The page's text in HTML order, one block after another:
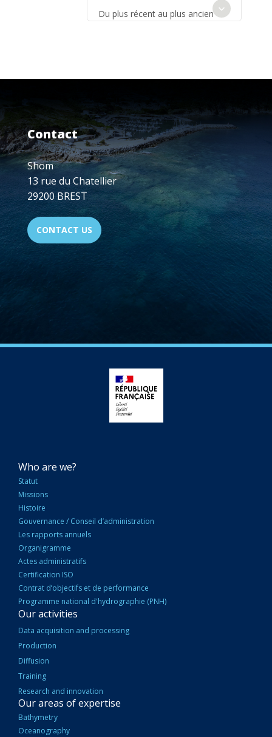
Du plus récent au plus ancien
Contact
Shom
13 rue du Chatellier
29200 BREST
CONTACT US
NAVIGATION
PRINCIPALE
Who are we?
Statut
Missions
Histoire
Gouvernance / Conseil d’administration
Les rapports annuels
Organigramme
Actes administratifs
Certification ISO
Contrat d’objectifs et de performance
Programme national d'hydrographie (PNH)
Our activities
Data acquisition and processing
Production
Diffusion
Training
Research and innovation
Our areas of expertise
Bathymetry
Oceanography